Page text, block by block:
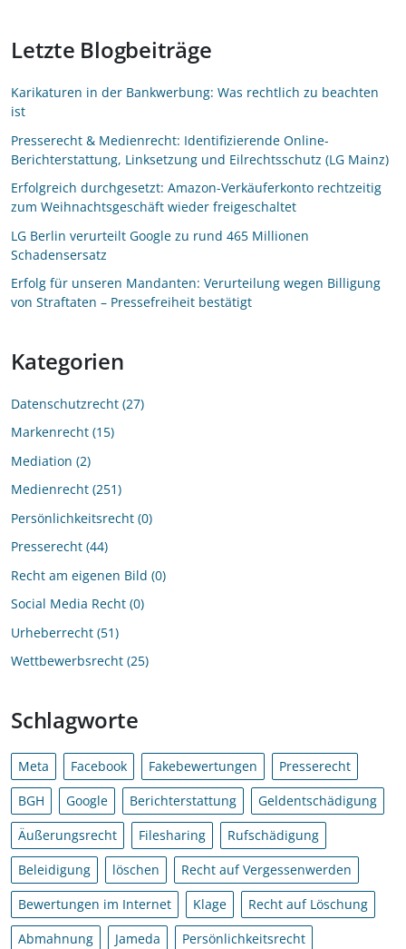
Letzte Blogbeiträge
Karikaturen in der Bankwerbung: Was rechtlich zu beachten
ist
Presserecht & Medienrecht: Identifizierende Online-
Berichterstattung, Linksetzung und Eilrechtsschutz (LG Mainz)
Erfolgreich durchgesetzt: Amazon-Verkäuferkonto rechtzeitig
zum Weihnachtsgeschäft wieder freigeschaltet
LG Berlin verurteilt Google zu rund 465 Millionen
Schadensersatz
Erfolg für unseren Mandanten: Verurteilung wegen Billigung
von Straftaten – Pressefreiheit bestätigt
Kategorien
Datenschutzrecht 27
Markenrecht 15
Mediation 2
Medienrecht 251
Persönlichkeitsrecht 0
Presserecht 44
Recht am eigenen Bild 0
Social Media Recht 0
Urheberrecht 51
Wettbewerbsrecht 25
Schlagworte
Meta Facebook Fakebewertungen
Presserecht
BGH
Google Berichterstattung
Geldentschädigung
Äußerungsrecht
Filesharing
Rufschädigung
Beleidigung
löschen
Recht auf Vergessenwerden
Bewertungen im Internet
Klage
Recht auf Löschung
Abmahnung
Jameda Persönlichkeitsrecht